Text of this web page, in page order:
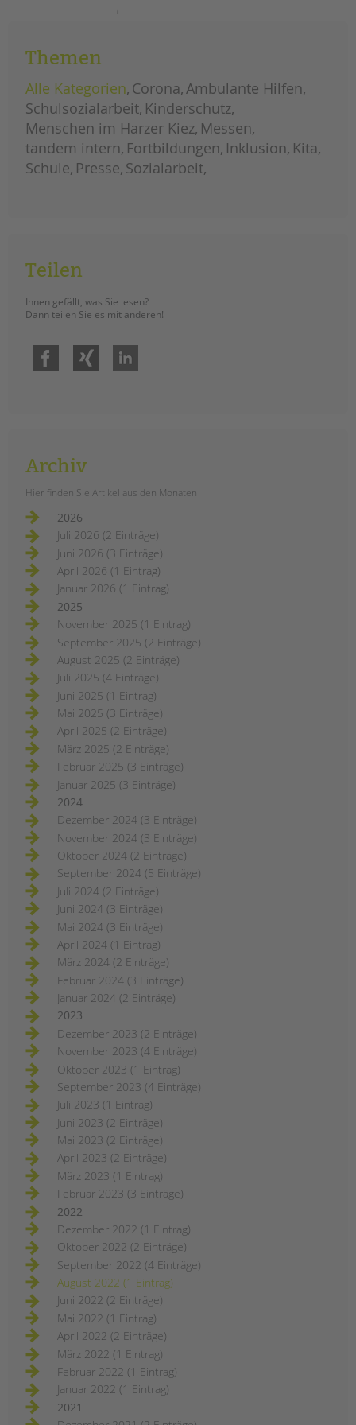
Stellenangebote
NEWS/BLOG
unkuerzbar
Briefe an Kai
Impressum
Hinweisgebersystem
vor
ort
der
kita
treptower
straße
Themen
Alle Kategorien Corona Ambulante Hilfen
Schulsozialarbeit Kinderschutz
Menschen im Harzer Kiez Messen
tandem intern Fortbildungen Inklusion Kita
Schule Presse Sozialarbeit
Teilen
Ihnen gefällt, was Sie lesen?
Dann teilen Sie es mit anderen!
Facebook Xing
Archiv
Hier finden Sie Artikel aus den Monaten
2026
Juli 2026 (2 Einträge)
Juni 2026 (3 Einträge)
April 2026 (1 Eintrag)
Januar 2026 (1 Eintrag)
2025
November 2025 (1 Eintrag)
September 2025 (2 Einträge)
August 2025 (2 Einträge)
Juli 2025 (4 Einträge)
Juni 2025 (1 Eintrag)
Mai 2025 (3 Einträge)
April 2025 (2 Einträge)
März 2025 (2 Einträge)
Februar 2025 (3 Einträge)
Januar 2025 (3 Einträge)
2024
Dezember 2024 (3 Einträge)
November 2024 (3 Einträge)
Oktober 2024 (2 Einträge)
September 2024 (5 Einträge)
Juli 2024 (2 Einträge)
Juni 2024 (3 Einträge)
Mai 2024 (3 Einträge)
April 2024 (1 Eintrag)
März 2024 (2 Einträge)
Februar 2024 (3 Einträge)
Januar 2024 (2 Einträge)
2023
Dezember 2023 (2 Einträge)
November 2023 (4 Einträge)
Oktober 2023 (1 Eintrag)
September 2023 (4 Einträge)
Juli 2023 (1 Eintrag)
Juni 2023 (2 Einträge)
Mai 2023 (2 Einträge)
April 2023 (2 Einträge)
März 2023 (1 Eintrag)
Februar 2023 (3 Einträge)
2022
Dezember 2022 (1 Eintrag)
Oktober 2022 (2 Einträge)
September 2022 (4 Einträge)
August 2022 (1 Eintrag)
Juni 2022 (2 Einträge)
Mai 2022 (1 Eintrag)
April 2022 (2 Einträge)
März 2022 (1 Eintrag)
Februar 2022 (1 Eintrag)
Januar 2022 (1 Eintrag)
2021